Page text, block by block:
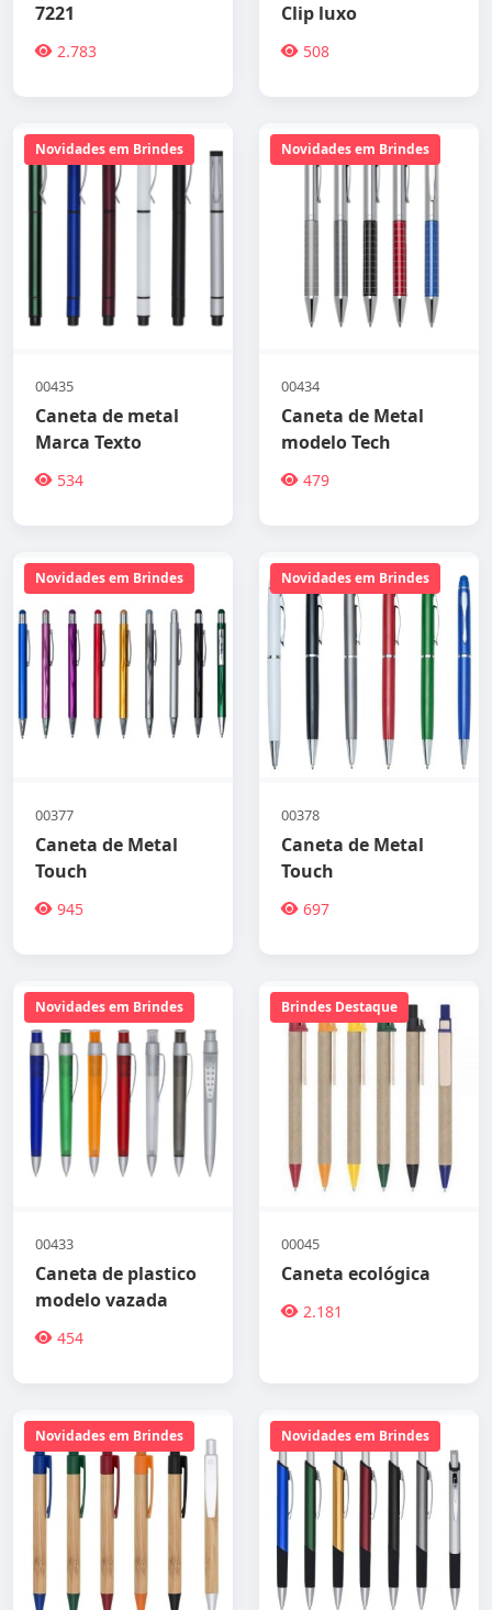
7221
2.783
Clip luxo
508
Novidades em Brindes
00435
Caneta de metal
Marca Texto
534
Novidades em Brindes
00434
Caneta de Metal
modelo Tech
479
Novidades em Brindes
00377
Caneta de Metal
Touch
945
Novidades em Brindes
00378
Caneta de Metal
Touch
697
Novidades em Brindes
00433
Caneta de plastico
modelo vazada
454
Brindes Destaque
00045
Caneta ecológica
2.181
Novidades em Brindes Novidades em Brindes